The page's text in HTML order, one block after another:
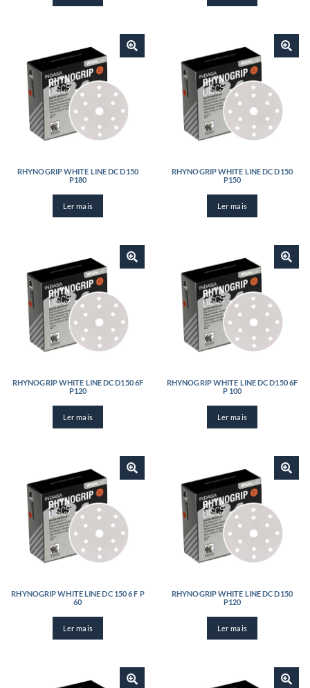
RHYNOGRIP WHITE LINE DC D150
P180
Ler mais
RHYNOGRIP WHITE LINE DC D150
P150
Ler mais
RHYNOGRIP WHITE LINE DC D150 6F
P120
Ler mais
RHYNOGRIP WHITE LINE DC D150 6F
P 100
Ler mais
RHYNOGRIP WHITE LINE DC 150 6 F P
60
Ler mais
RHYNOGRIP WHITE LINE DC D150
P120
Ler mais